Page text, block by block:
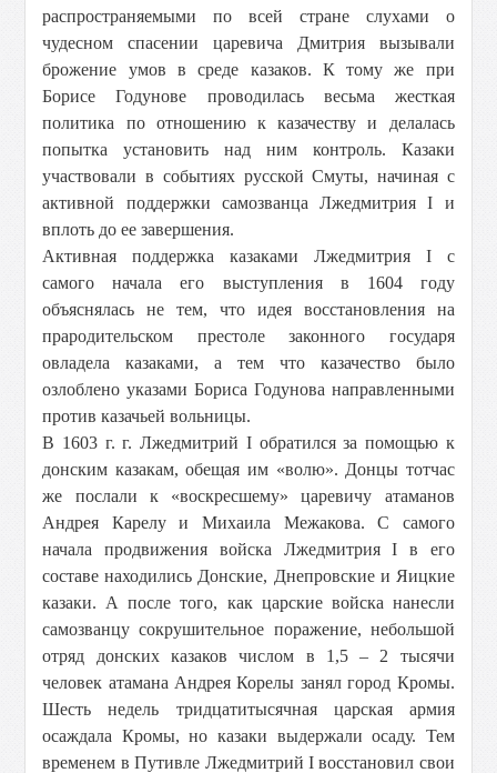
распространяемыми по всей стране слухами о
чудесном спасении царевича Дмитрия вызывали
брожение умов в среде казаков. К тому же при
Борисе Годунове проводилась весьма жесткая
политика по отношению к казачеству и делалась
попытка установить над ним контроль. Казаки
участвовали в событиях русской Смуты, начиная с
активной поддержки самозванца Лжедмитрия I и
вплоть до ее завершения.
Активная поддержка казаками Лжедмитрия I с
самого начала его выступления в 1604 году
объяснялась не тем, что идея восстановления на
прародительском престоле законного государя
овладела казаками, а тем что казачество было
озлоблено указами Бориса Годунова направленными
против казачьей вольницы.
В 1603 г. г. Лжедмитрий I обратился за помощью к
донским казакам, обещая им «волю». Донцы тотчас
же послали к «воскресшему» царевичу атаманов
Андрея Карелу и Михаила Межакова. С самого
начала продвижения войска Лжедмитрия I в его
составе находились Донские, Днепровские и Яицкие
казаки. А после того, как царские войска нанесли
самозванцу сокрушительное поражение, небольшой
отряд донских казаков числом в 1,5 – 2 тысячи
человек атамана Андрея Корелы занял город Кромы.
Шесть недель тридцатитысячная царская армия
осаждала Кромы, но казаки выдержали осаду. Тем
временем в Путивле Лжедмитрий I восстановил свои